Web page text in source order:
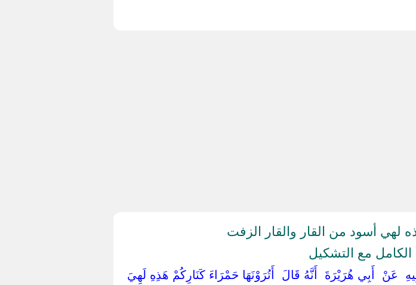
لهي أسود من القار والقار الزفت
الكامل مع التشكيل
‏أَبِي هُرَيْرَةَ ‏ ‏أَنَّهُ قَالَ ‏ ‏أَتُرَوْنَهَا حَمْرَاءَ كَنَارِكُمْ هَذِهِ لَهِيَ